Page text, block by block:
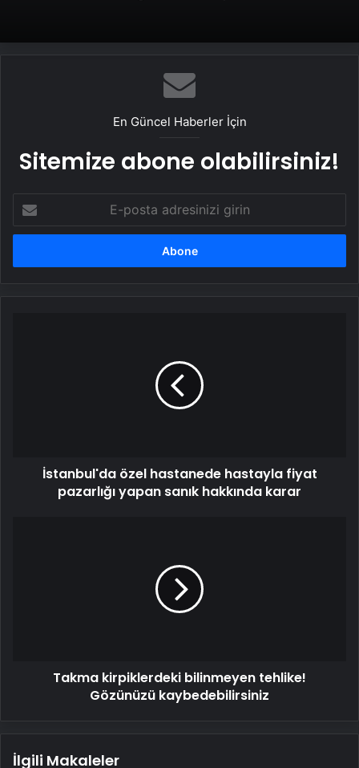
En Güncel Haberler İçin
Sitemize abone olabilirsiniz!
posta
adresinizi
İstanbul'da özel hastanede hastayla fiyat
pazarlığı yapan sanık hakkında karar
Takma kirpiklerdeki bilinmeyen tehlike!
Gözünüzü kaybedebilirsiniz
İlgili Makaleler